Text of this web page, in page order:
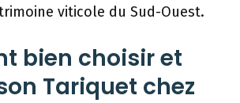
viticole du Sud-Ouest.
bien choisir et
Tariquet chez